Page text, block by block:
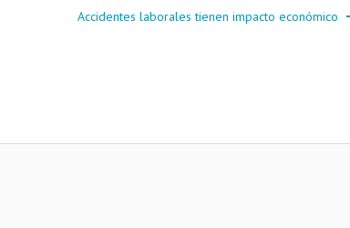
Accidentes laborales tienen impacto económico